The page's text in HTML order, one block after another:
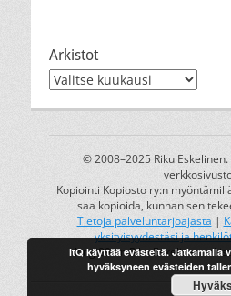
Arkistot
Arkistot
© 2008–2025 Riku Eskelinen.
Kopiointi Kopiosto ry:n
saa kopioida, kunhan sen
Tietoja palveluntarjoajasta |
yksityisyydestäsi ja
kingi89 on Riku Eskelisen
itQ käyttää evästeitä. Jatkamalla
hyväksyneen evästeiden